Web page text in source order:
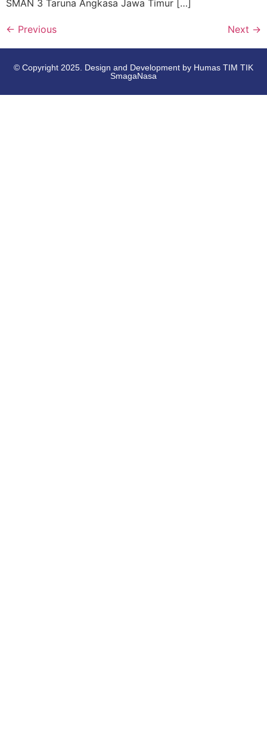
SMAN 3 Taruna Angkasa Jawa Timur […]
← Previous Next →
© Copyright 2025. Design and Development by Humas TIM TIK
SmagaNasa